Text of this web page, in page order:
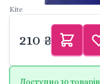
Kite
210 ₴
Доступно 10 товарів